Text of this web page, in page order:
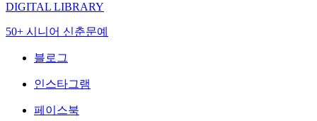
DIGITAL LIBRARY
50+ 시니어 신춘문예
블로그
인스타그램
페이스북